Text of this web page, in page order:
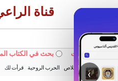
‹
قناة
في الويبسايت بحث في الكتاب
خبزنا اليومي الخلاص الحرب الروحية قرأت لك